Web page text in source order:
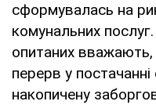
сформувалась на
комунальних
опитаних
перерв у постачанні
накопичену